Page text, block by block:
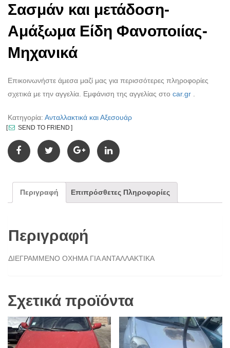
Σασμάν και μετάδοση-
Αμάξωμα Είδη Φανοποιίας-
Μηχανικά
Επικοινωνήστε άμεσα μαζί μας για περισσότερες πληροφορίες
σχετικά με την αγγελία. Εμφάνιση της αγγελίας στο car.gr
Κατηγορία: Ανταλλακτικά και Αξεσουάρ
SEND TO FRIEND
Περιγραφή Επιπρόσθετες Πληροφορίες
Περιγραφή
ΔΙΕΓΡΑΜΜΕΝΟ ΟΧΗΜΑ ΓΙΑ ΑΝΤΑΛΛΑΚΤΙΚΑ
Σχετικά προϊόντα